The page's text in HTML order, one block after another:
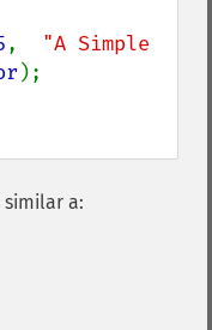
, "A Simple
a: